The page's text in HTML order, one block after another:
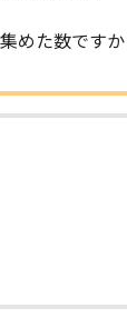
めた数ですか